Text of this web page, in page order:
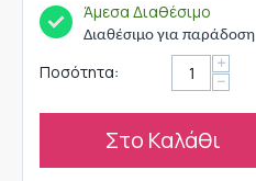
Άμεσα Διαθέσιμο
Διαθέσιμο για παράδοση
Ποσότητα: +
−
Στο Καλάθι